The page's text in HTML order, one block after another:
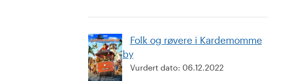
Folk og røvere i Kardemomme
by
Vurdert dato: 06.12.2022